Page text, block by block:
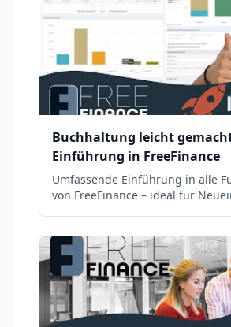
Buchhaltung leicht
Einführung in FreeFinance
Umfassende Einführung in alle
von FreeFinance – ideal für